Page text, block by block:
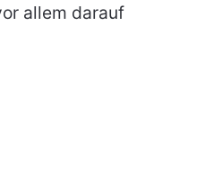
allem darauf